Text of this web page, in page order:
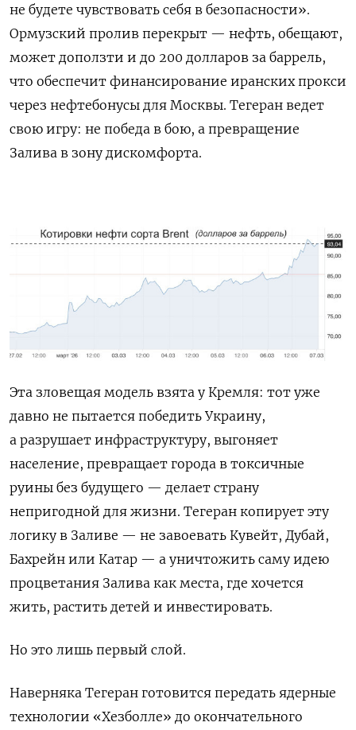
не будете чувствовать себя в безопасности».
Ормузский пролив перекрыт — нефть, обещают,
может доползти и до 200 долларов за баррель,
что обеспечит финансирование иранских прокси
через нефтебонусы для Москвы. Тегеран ведет
свою игру: не победа в бою, а превращение
Залива в зону дискомфорта.
Эта зловещая модель взята у Кремля: тот уже
давно не пытается победить Украину,
а разрушает инфраструктуру, выгоняет
население, превращает города в токсичные
руины без будущего — делает страну
непригодной для жизни. Тегеран копирует эту
логику в Заливе — не завоевать Кувейт, Дубай,
Бахрейн или Катар — а уничтожить саму идею
процветания Залива как места, где хочется
жить, растить детей и инвестировать.
Но это лишь первый слой.
Наверняка Тегеран готовится передать ядерные
технологии «Хезболле» до окончательного